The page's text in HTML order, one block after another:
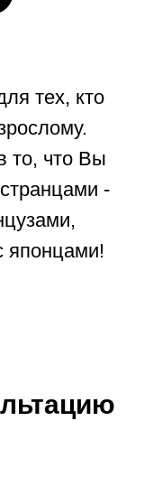
тех, кто
то, что Вы
-
японцами!